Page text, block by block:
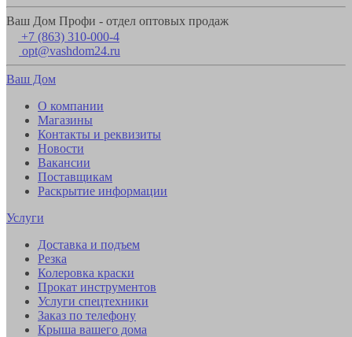
Ваш Дом Профи - отдел оптовых продаж
+7 (863) 310-000-4
opt@vashdom24.ru
Ваш Дом
О компании
Магазины
Контакты и реквизиты
Новости
Вакансии
Поставщикам
Раскрытие информации
Услуги
Доставка и подъем
Резка
Колеровка краски
Прокат инструментов
Услуги спецтехники
Заказ по телефону
Крыша вашего дома